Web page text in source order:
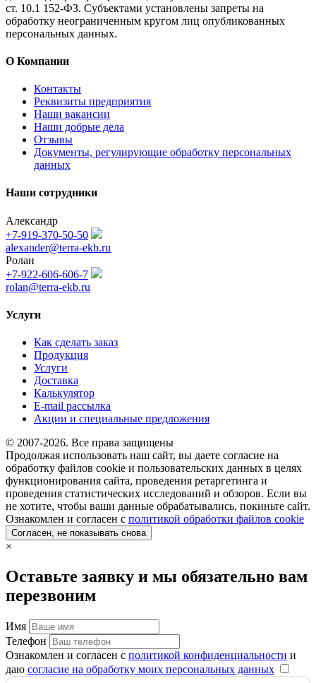
ст. 10.1 152-ФЗ. Субъектами установлены запреты на
обработку неограниченным кругом лиц опубликованных
персональных данных.
О Компании
Контакты
Реквизиты предприятия
Наши вакансии
Наши добрые дела
Отзывы
Документы, регулирующие обработку персональных
данных
Наши сотрудники
Александр
+7-919-370-50-50
alexander@terra-ekb.ru
Ролан
+7-922-606-606-7
rolan@terra-ekb.ru
Услуги
Как сделать заказ
Продукция
Услуги
Доставка
Калькулятор
E-mail рассылка
Акции и специальные предложения
© 2007-2026. Все права защищены
Продолжая использовать наш сайт, вы даете согласие на
обработку файлов cookie и пользовательских данных в целях
функционирования сайта, проведения ретаргетинга и
проведения статистических исследований и обзоров. Если вы
не хотите, чтобы ваши данные обрабатывались, покиньте сайт.
Ознакомлен и согласен с политикой обработки файлов cookie
Согласен, не показывать снова
×
Оставьте заявку и мы обязательно вам
перезвоним
Имя
Телефон
Ознакомлен и согласен с политикой конфиденциальности и
даю согласие на обработку моих персональных данных